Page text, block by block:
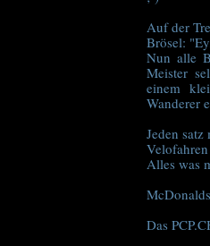
Auf der
Brösel:
Nun alle
Meister
einem
Wanderer
Jeden
Alles was
Das